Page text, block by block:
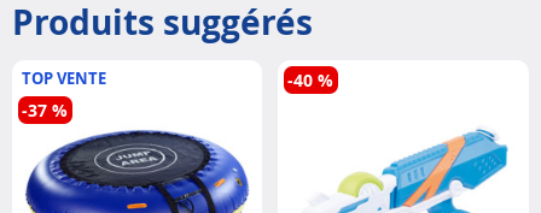
Produits suggérés
TOP VENTE
-37 %
-40 %